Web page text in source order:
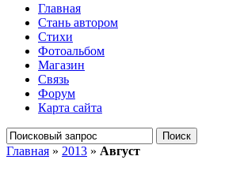
Главная
Стань автором
Стихи
Фотоальбом
Магазин
Связь
Форум
Карта сайта
Главная » 2013 » Август